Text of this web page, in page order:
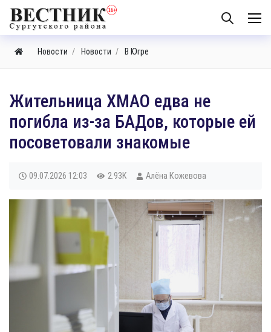
Новости Новости В Югре
Жительница ХМАО едва не
погибла из-за БАДов, которые ей
посоветовали знакомые
09.07.2026 12:03 2.93K Алёна Кожевова